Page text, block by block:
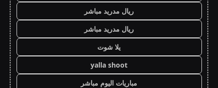
ريال مدريد مباشر
ريال مدريد مباشر
يلا شوت
yalla shoot
مباريات اليوم مباشر